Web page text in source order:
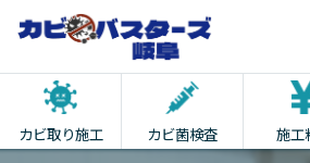
カビ取り施工 カビ菌検査 施工